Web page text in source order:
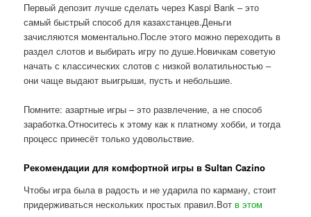
Первый депозит лучше сделать через Kaspi Bank – это
самый быстрый способ для казахстанцев.Деньги
зачисляются моментально.После этого можно переходить в
раздел слотов и выбирать игру по душе.Новичкам советую
начать с классических слотов с низкой волатильностью –
они чаще выдают выигрыши, пусть и небольшие.
Помните: азартные игры – это развлечение, а не способ
заработка.Относитесь к этому как к платному хобби, и тогда
процесс принесёт только удовольствие.
Рекомендации для комфортной игры в Sultan Cazino
Чтобы игра была в радость и не ударила по карману, стоит
придерживаться нескольких простых правил.Вотв этом